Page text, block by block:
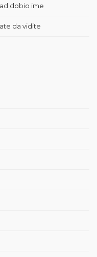
dobio ime
da vidite